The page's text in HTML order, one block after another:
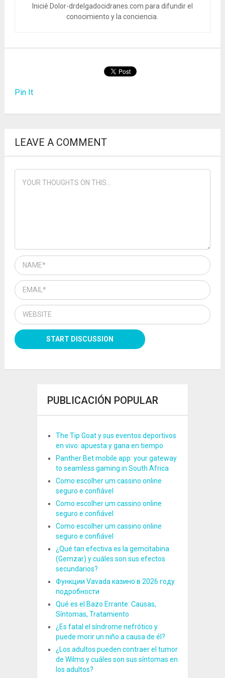
Inicié Dolor-drdelgadocidranes.com para difundir el
conocimiento y la conciencia.
Pin It
LEAVE A COMMENT
PUBLICACIÓN POPULAR
The Tip Goat y sus eventos deportivos
en vivo: apuesta y gana en tiempo
Panther Bet mobile app: your gateway
to seamless gaming in South Africa
Como escolher um cassino online
seguro e confiável
Como escolher um cassino online
seguro e confiável
Como escolher um cassino online
seguro e confiável
¿Qué tan efectiva es la gemcitabina
(Gemzar) y cuáles son sus efectos
secundarios?
Функции Vavada казино в 2026 году
подробности
Qué es el Bazo Errante: Causas,
Síntomas, Tratamiento
¿Es fatal el síndrome nefrótico y
puede morir un niño a causa de él?
¿Los adultos pueden contraer el tumor
de Wilms y cuáles son sus síntomas en
los adultos?